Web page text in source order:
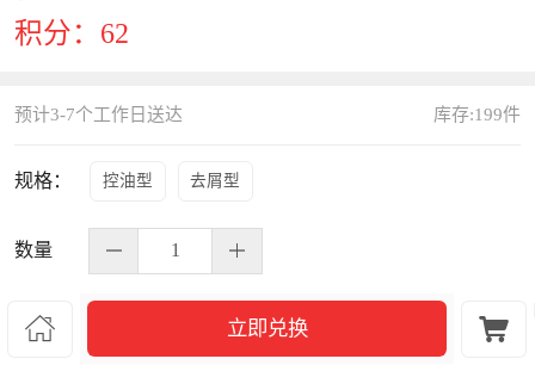
积分： 62
库存:199件
预计3-7个工作日送达
规格： 控油型 去屑型
数量
S584496
 立即兑换 